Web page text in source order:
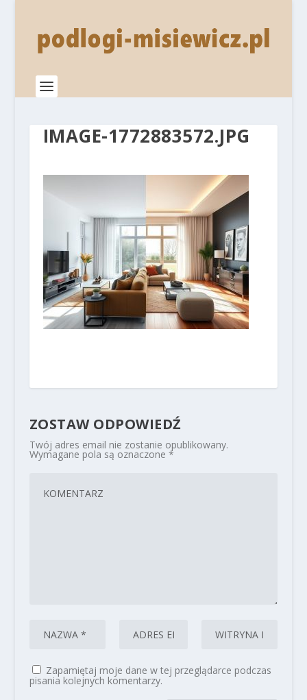
IMAGE-1772883572.JPG
ZOSTAW ODPOWIEDŹ
Twój adres email nie zostanie opublikowany.
Wymagane pola są oznaczone *
Zapamiętaj moje dane w tej przeglądarce podczas
pisania kolejnych komentarzy.